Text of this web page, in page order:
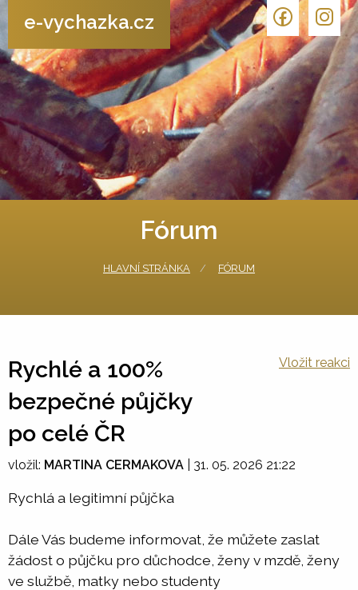
e-vychazka.cz
Fórum
HLAVNÍ STRÁNKA FÓRUM
Rychlé a 100%
bezpečné půjčky
po celé ČR
Vložit reakci
vložil: MARTINA CERMAKOVA 31. 05. 2026 21:22
Rychlá a legitimní půjčka
Dále Vás budeme informovat, že můžete zaslat
žádost o půjčku pro důchodce, ženy v mzdě, ženy
ve službě, matky nebo studenty